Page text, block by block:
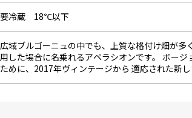
要冷蔵 18℃以下
広域ブルゴーニュの中でも、上質な格付け畑が
用した場合に名乗れるアペラシオンです。 ボー
ために、2017年ヴィンテージから 適応された新し